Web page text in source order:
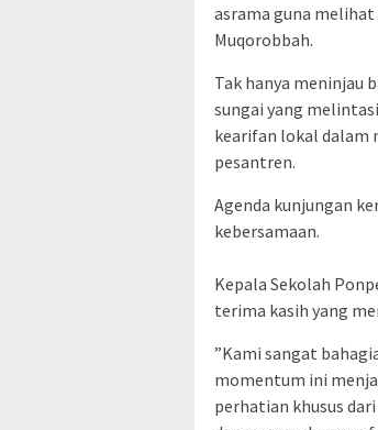
asrama guna melihat
Muqorobbah.
​Tak hanya meninjau
sungai yang
kearifan lokal dalam
pesantren.
Agenda kunjungan
kebersamaan.
​Kepala Sekolah
terima kasih yang
​”Kami sangat
momentum ini
perhatian khusus